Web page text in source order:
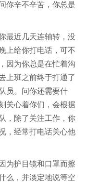
你辛不辛苦，你总是
最近几天连轴转，没
上给你打电话，可不
因为你总是在忙着沟
上班之前终于打通了
员。问你还需要什
关心着你们，会根据
，除了关注工作，你
，经常打电话关心他
为护目镜和口罩而擦
么，并淡定地说等空